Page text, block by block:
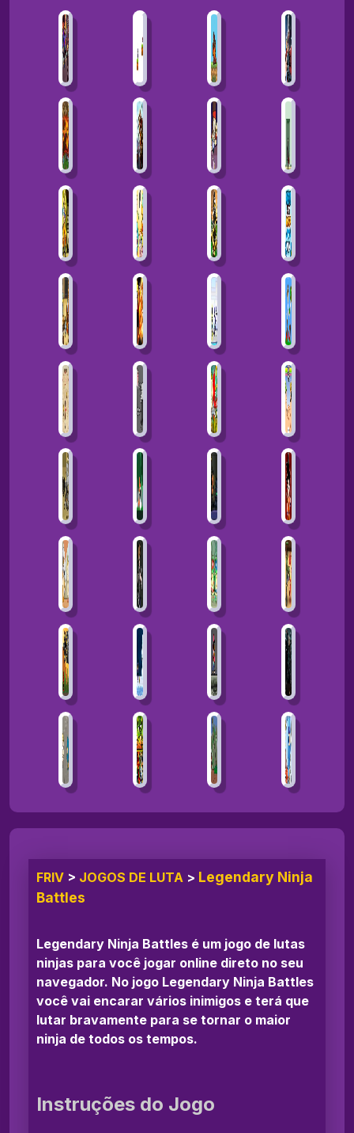
FRIV > JOGOS DE LUTA > Legendary Ninja
Battles
Legendary Ninja Battles é um jogo de lutas
ninjas para você jogar online direto no seu
navegador. No jogo Legendary Ninja Battles
você vai encarar vários inimigos e terá que
lutar bravamente para se tornar o maior
ninja de todos os tempos.
Instruções do Jogo